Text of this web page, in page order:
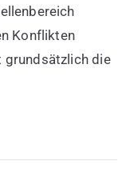
Konflikten
grundsätzlich die